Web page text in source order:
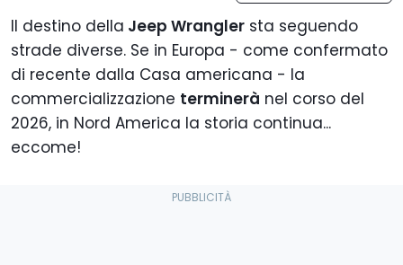
Il destino della Jeep Wrangler sta seguendo
strade diverse. Se in Europa - come confermato
di recente dalla Casa americana - la
commercializzazione terminerà nel corso del
2026, in Nord America la storia continua...
eccome!